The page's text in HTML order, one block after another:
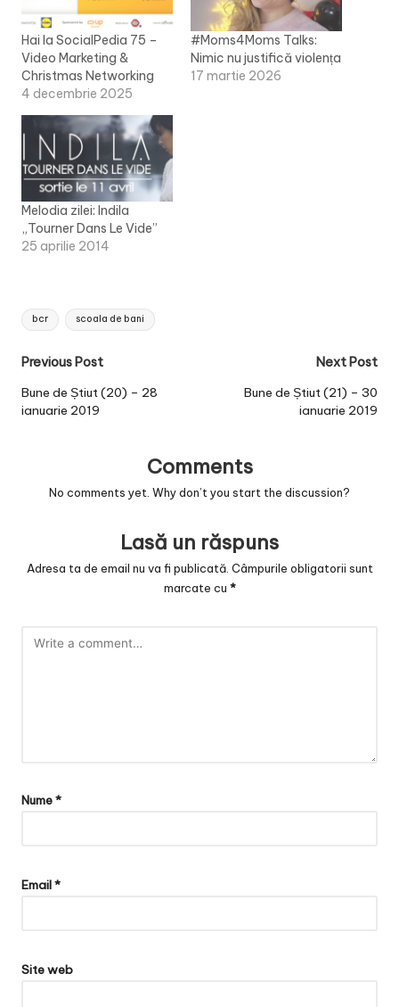
Hai la SocialPedia 75 –
Video Marketing &
Christmas Networking
4 decembrie 2025
#Moms4Moms Talks:
Nimic nu justifică violența
17 martie 2026
Melodia zilei: Indila
„Tourner Dans Le Vide”
25 aprilie 2014
Tags:
bcr scoala de bani
Post
navigation
Previous Post
Bune de Știut (20) – 28
ianuarie 2019
Next Post
Bune de Știut (21) – 30
ianuarie 2019
Comments
No comments yet. Why don’t you start the discussion?
Lasă un răspuns
Adresa ta de email nu va fi publicată. Câmpurile obligatorii sunt
marcate cu *
Nume*
Email*
Site web